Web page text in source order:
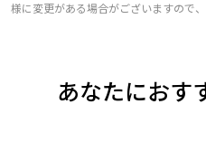
様に変更がある場合がございますので
あなたにおす